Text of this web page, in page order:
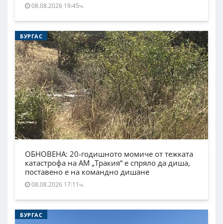
08.08.2026 19:45ч.
БУРГАС
ОБНОВЕНА: 20-годишното момиче от тежката
катастрофа на АМ „Тракия“ е спряло да диша,
поставено е на командно дишане
08.08.2026 17:11ч.
БУРГАС